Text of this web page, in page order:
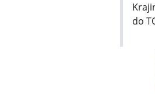
do